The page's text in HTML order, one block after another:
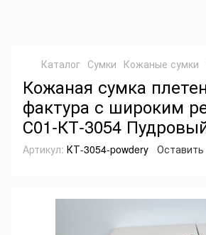
Каталог Сумки Кожаные сумки
Кожаная сумка
фактура с широким
С01-КТ-3054
Артикул: КТ-3054-powdery